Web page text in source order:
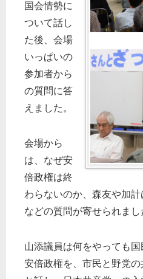
国会情勢に
ついて話し
た後、会場
いっぱいの
参加者から
の質問に答
えました。
会場から
は、なぜ安
倍政権は終
わらないのか、森友や加
などの質問が寄せられまし
山添議員は何をやっても
安倍政権を、市民と野党